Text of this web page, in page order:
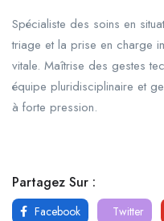
Spécialiste des soins en
triage et la prise en charge
vitale. Maîtrise des gestes
équipe pluridisciplinaire et
à forte pression.
Partagez Sur :
Facebook Twitter